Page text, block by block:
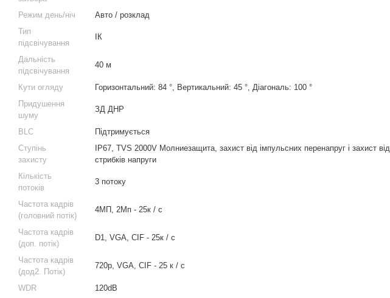
Режим день/ніч
Авто / розклад
Тип
підсвічування
ІК
Дальність
підсвічування
40 м
Кути огляду
Горизонтальний: 84 °, Вертикальний: 45 °, Діагональ: 100 °
Придушення
шуму
ЗД ДНР
BLC
Підтримується
Ступінь
захисту
IP67, TVS 2000V Молниезащита, захист від імпульсних перенапруг і захист від
стрибків напруги
Кількість
потоків
3 потоку
Частота кадрів
(головний потік)
4МП, 2Мп - 25к / с
Частота кадрів
(доп. потік)
D1, VGA, CIF - 25к / с
Частота кадрів
(дод2. Потік)
720р, VGA, CIF - 25 к / с
WDR
120dB